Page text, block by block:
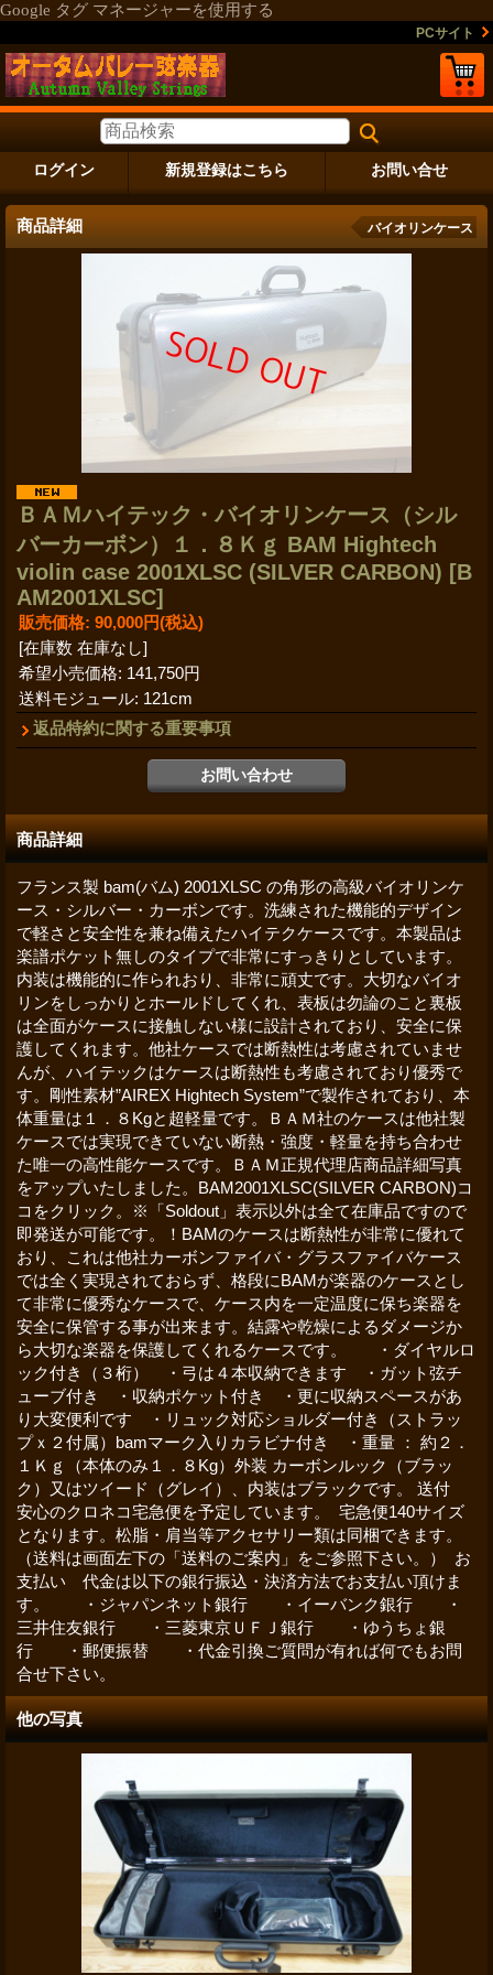
Google タグ マネージャーを使用する
PCサイト
ログイン 新規登録はこちら お問い合せ
商品詳細 バイオリンケース
ＢＡＭハイテック・バイオリンケース（シル
バーカーボン）１．８Ｋｇ BAM Hightech
violin case 2001XLSC (SILVER CARBON) [B
AM2001XLSC]
販売価格: 90,000円(税込)
[在庫数 在庫なし]
希望小売価格: 141,750円
送料モジュール: 121cm
返品特約に関する重要事項
商品詳細
フランス製 bam(バム) 2001XLSC の角形の高級バイオリンケ
ース・シルバー・カーボンです。洗練された機能的デザイン
で軽さと安全性を兼ね備えたハイテクケースです。本製品は
楽譜ポケット無しのタイプで非常にすっきりとしています。
内装は機能的に作られおり、非常に頑丈です。大切なバイオ
リンをしっかりとホールドしてくれ、表板は勿論のこと裏板
は全面がケースに接触しない様に設計されており、安全に保
護してくれます。他社ケースでは断熱性は考慮されていませ
んが、ハイテックはケースは断熱性も考慮されており優秀で
す。剛性素材”AIREX Hightech System”で製作されており、本
体重量は１．８Kgと超軽量です。ＢＡＭ社のケースは他社製
ケースでは実現できていない断熱・強度・軽量を持ち合わせ
た唯一の高性能ケースです。ＢＡＭ正規代理店商品詳細写真
をアップいたしました。BAM2001XLSC(SILVER CARBON)コ
コをクリック。※「Soldout」表示以外は全て在庫品ですので
即発送が可能です。！BAMのケースは断熱性が非常に優れて
おり、これは他社カーボンファイバ・グラスファイバケース
では全く実現されておらず、格段にBAMが楽器のケースとし
て非常に優秀なケースで、ケース内を一定温度に保ち楽器を
安全に保管する事が出来ます。結露や乾燥によるダメージか
ら大切な楽器を保護してくれるケースです。 ・ダイヤルロ
ック付き（３桁） ・弓は４本収納できます ・ガット弦チ
ューブ付き ・収納ポケット付き ・更に収納スペースがあ
り大変便利です ・リュック対応ショルダー付き（ストラッ
プｘ２付属）bamマーク入りカラビナ付き ・重量 ： 約２．
１Ｋｇ（本体のみ１．８Kg）外装 カーボンルック（ブラッ
ク）又はツイード（グレイ）、内装はブラックです。 送付
安心のクロネコ宅急便を予定しています。 宅急便140サイズ
となります。松脂・肩当等アクセサリー類は同梱できます。
（送料は画面左下の「送料のご案内」をご参照下さい。） お
支払い 代金は以下の銀行振込・決済方法でお支払い頂けま
す。 ・ジャパンネット銀行 ・イーバンク銀行 ・
三井住友銀行 ・三菱東京ＵＦＪ銀行 ・ゆうちょ銀
行 ・郵便振替 ・代金引換ご質問が有れば何でもお問
合せ下さい。
他の写真